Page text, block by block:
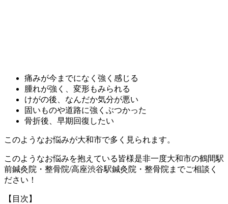
痛みが今までになく強く感じる
腫れが強く、変形もみられる
けがの後、なんだか気分が悪い
固いものや道路に強くぶつかった
骨折後、早期回復したい
このようなお悩みが大和市で多く見られます。
このようなお悩みを抱えている皆様是非一度大和市の鶴間駅
前鍼灸院・整骨院/高座渋谷駅鍼灸院・整骨院 までご相談く
ださい！
【目次】